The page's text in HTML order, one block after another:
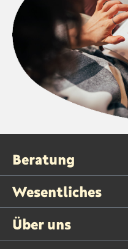
Beratung
Wesentliches
Über uns